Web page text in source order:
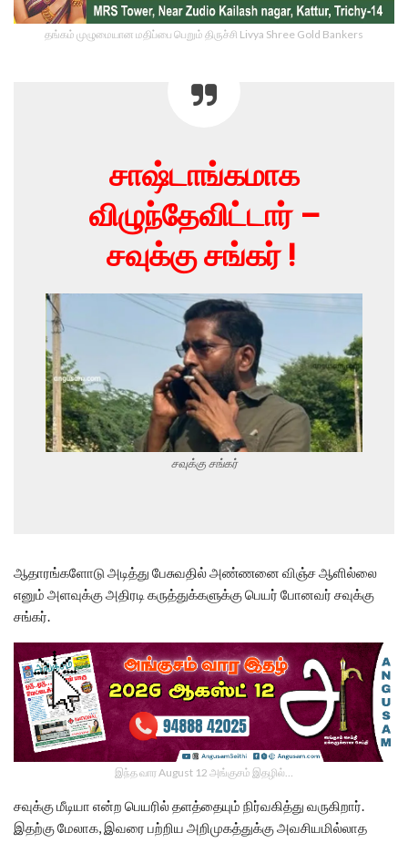
தங்கம் முழுமையான மதிப்பை பெறும் திருச்சி Livya Shree Gold Bankers
சாஷ்டாங்கமாக
விழுந்தேவிட்டார் –
சவுக்கு சங்கர் !
சவுக்கு சங்கர்
ஆதாரங்களோடு அடித்து பேசுவதில் அண்ணனை விஞ்ச ஆளில்லை
எனும் அளவுக்கு அதிரடி கருத்துக்களுக்கு பெயர் போனவர் சவுக்கு
சங்கர்.
இந்த வார August 12 அங்குசம் இதழில்…
சவுக்கு மீடியா என்ற பெயரில் தளத்தையும் நிர்வகித்து வருகிறார்.
இதற்கு மேலாக, இவரை பற்றிய அறிமுகத்துக்கு அவசியமில்லாத